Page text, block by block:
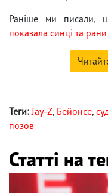
Раніше ми писали,
показала синці та
Теги: Jay-Z, Бейонсе,
позов
Статті на